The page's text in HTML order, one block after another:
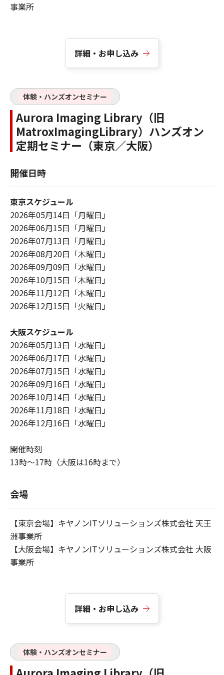
事業所
詳細・お申し込み
体験・ハンズオンセミナー
Aurora Imaging Library（旧
MatroxImagingLibrary）ハンズオン
定期セミナー（東京／大阪）
開催日時
東京スケジュール
2026年05月14日「月曜日」
2026年06月15日「月曜日」
2026年07月13日「月曜日」
2026年08月20日「木曜日」
2026年09月09日「水曜日」
2026年10月15日「木曜日」
2026年11月12日「木曜日」
2026年12月15日「火曜日」
大阪スケジュール
2026年05月13日「水曜日」
2026年06月17日「水曜日」
2026年07月15日「水曜日」
2026年09月16日「水曜日」
2026年10月14日「水曜日」
2026年11月18日「水曜日」
2026年12月16日「水曜日」
開催時刻
13時～17時（大阪は16時まで）
会場
【東京会場】キヤノンITソリューションズ株式会社 天王
洲事業所
【大阪会場】キヤノンITソリューションズ株式会社 大阪
事業所
詳細・お申し込み
体験・ハンズオンセミナー